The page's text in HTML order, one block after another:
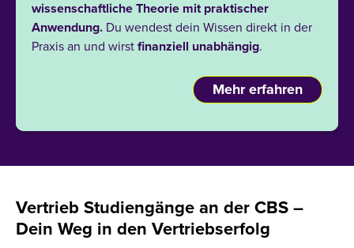
wissenschaftliche Theorie mit praktischer
Anwendung. Du wendest dein Wissen direkt in der
Praxis an und wirst finanziell unabhängig.
Mehr erfahren
Vertrieb Studiengänge an der CBS –
Dein Weg in den Vertriebserfolg